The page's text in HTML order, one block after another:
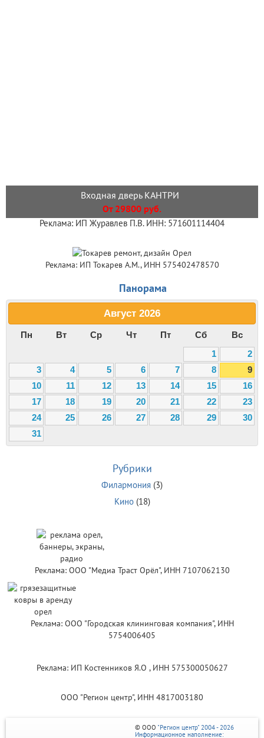
Входная дверь КАНТРИ
От 29800 руб.
Реклама: ИП Журавлев П.В. ИНН: 571601114404
Реклама: ИП Токарев А.М., ИНН 575402478570
Панорама
Август 2026
Пн Вт Ср Чт Пт Сб
Вс
1
2
3
4 5 6 7 8
9
10
11 12 13 14 15
16
17
18 19 20 21 22
23
24
25 26 27 28 29
30
31
Рубрики
Филармония (3)
Кино(18)
Реклама: ООО "Медиа Траст Орёл", ИНН 7107062130
Реклама: ООО "Городская клининговая компания", ИНН
5754006405
Реклама: ИП Костенников Я.О , ИНН 575300050627
ООО "Регион центр", ИНН 4817003180
© ООО "Регион центр" 2004 - 2026
Информационное наполнение: